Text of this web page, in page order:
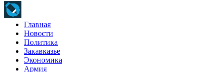
Главная
Новости
Политика
Закавказье
Экономика
Армия